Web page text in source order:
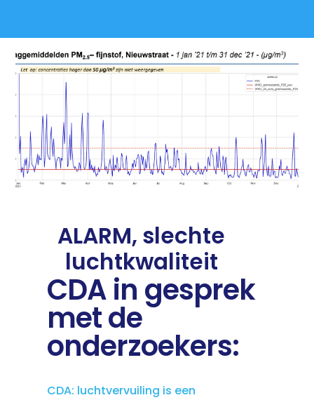
ALARM, slechte
luchtkwaliteit
CDA in gesprek
met de
onderzoekers:
CDA: luchtvervuiling is een